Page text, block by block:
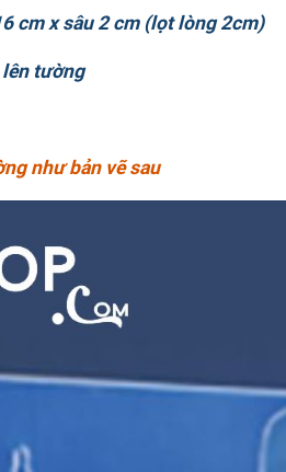
cm x sâu 2 cm (lọt lòng 2cm)
lên tường
như bản vẽ sau